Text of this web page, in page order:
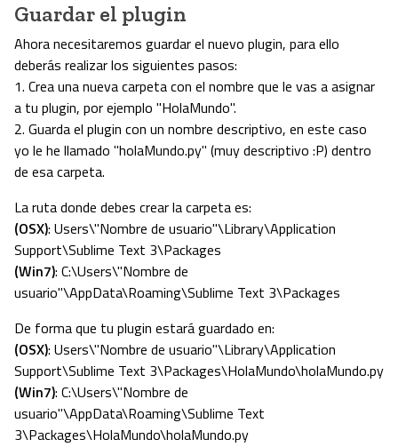
Guardar el plugin
Ahora necesitaremos guardar el nuevo plugin, para ello
deberás realizar los siguientes pasos:
1. Crea una nueva carpeta con el nombre que le vas a asignar
a tu plugin, por ejemplo "HolaMundo".
2. Guarda el plugin con un nombre descriptivo, en este caso
yo le he llamado "holaMundo.py" (muy descriptivo :P) dentro
de esa carpeta.
La ruta donde debes crear la carpeta es:
(OSX): Users\"Nombre de usuario"\Library\Application
Support\Sublime Text 3\Packages
(Win7): C:\Users\"Nombre de
usuario"\AppData\Roaming\Sublime Text 3\Packages
De forma que tu plugin estará guardado en:
(OSX): Users\"Nombre de usuario"\Library\Application
Support\Sublime Text 3\Packages\HolaMundo\holaMundo.py
(Win7): C:\Users\"Nombre de
usuario"\AppData\Roaming\Sublime Text
3\Packages\HolaMundo\holaMundo.py